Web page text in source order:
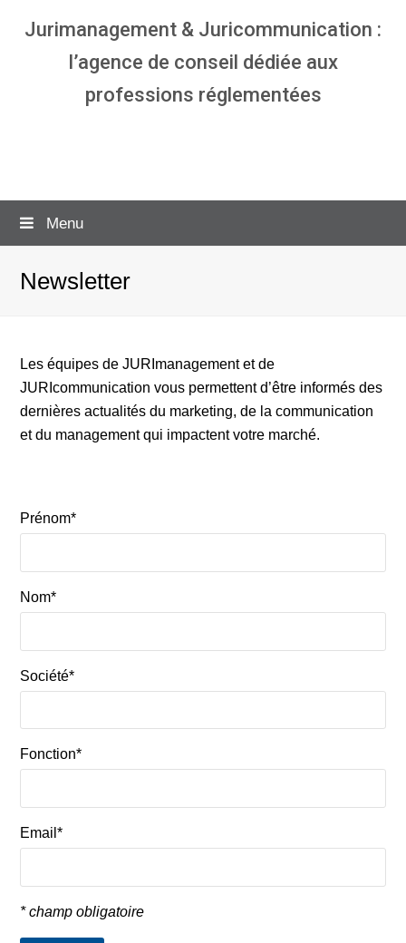
Jurimanagement & Juricommunication :
l’agence de conseil dédiée aux
professions réglementées
Menu
Newsletter
Les équipes de JURImanagement et de
JURIcommunication vous permettent d’être informés des
dernières actualités du marketing, de la communication
et du management qui impactent votre marché.
Prénom*
Nom*
Société*
Fonction*
Email*
* champ obligatoire